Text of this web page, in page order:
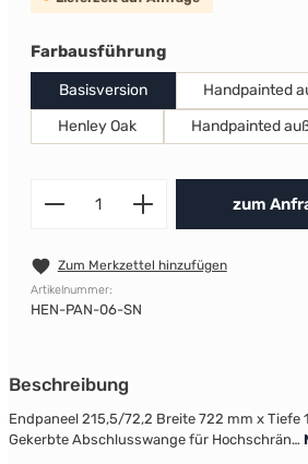
Farbausführungauswählen
Basisversion
Handpainted
Henley Oak
Handpainted
Produktzum
Zum Merkzettel hinzufügen
Artikelnummer:
HEN-PAN-06-SN
Beschreibung
Endpaneel 215,5/72,2 Breite 722 mm x Tiefe
Gekerbte Abschlusswange für Hochschrän…